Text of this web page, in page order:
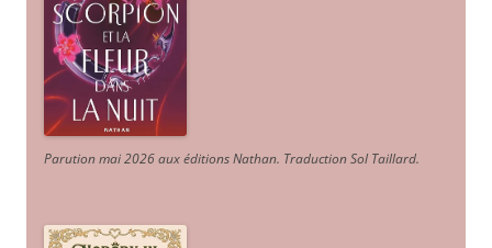
Parution mai 2026 aux éditions Nathan. Traduction Sol Taillard.